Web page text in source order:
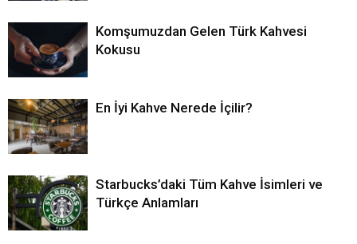
Komşumuzdan Gelen Türk Kahvesi
Kokusu
En İyi Kahve Nerede İçilir?
Starbucks’daki Tüm Kahve İsimleri ve
Türkçe Anlamları